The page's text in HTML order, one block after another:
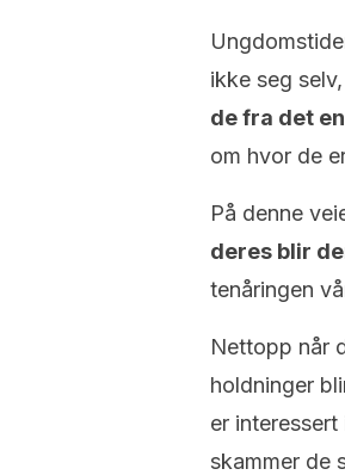
ikke seg
de fra det
om hvor de
På denne
deres blir
tenåringen
Nettopp når
holdninger
er
skammer de